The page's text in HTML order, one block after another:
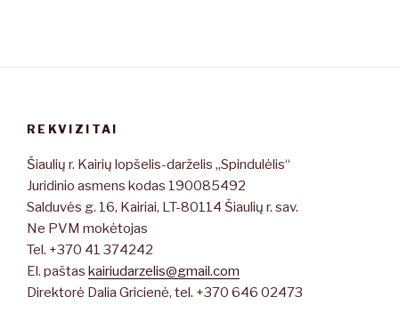
REKVIZITAI
Šiaulių r. Kairių lopšelis-darželis „Spindulėlis“
Juridinio asmens kodas 190085492
Salduvės g. 16, Kairiai, LT-80114 Šiaulių r. sav.
Ne PVM mokėtojas
Tel. +370 41 374242
El. paštas kairiudarzelis@gmail.com
Direktorė Dalia Gricienė, tel. +370 646 02473